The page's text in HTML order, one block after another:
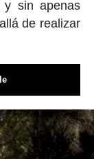
y sin apenas
de realizar